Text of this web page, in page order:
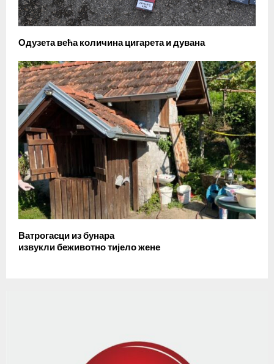
Одузета већа количина цигарета и дувана
Ватрогасци из бунара
извукли беживотно тијело жене